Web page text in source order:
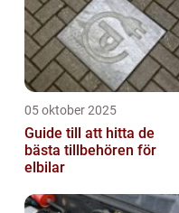
05 oktober 2025
Guide till att hitta de
bästa tillbehören för
elbilar